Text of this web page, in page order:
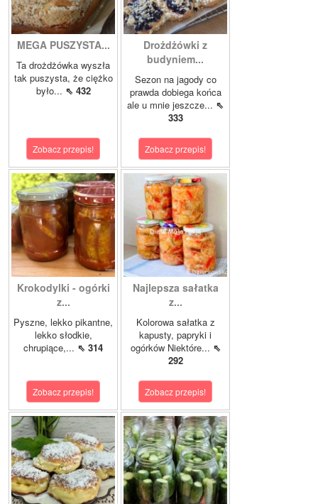
MEGA PUSZYSTA...
Ta drożdżówka wyszła
tak puszysta, że ciężko
było... ⇖ 432
Zobacz przepis!
Drożdżówki z
budyniem...
Sezon na jagody co
prawda dobiega końca
ale u mnie jeszcze... ⇖
333
Zobacz przepis!
Krokodylki - ogórki
z...
Pyszne, lekko pikantne,
lekko słodkie,
chrupiące,... ⇖ 314
Zobacz przepis!
Najlepsza sałatka
z...
Kolorowa sałatka z
kapusty, papryki i
ogórków Niektóre... ⇖
292
Zobacz przepis!